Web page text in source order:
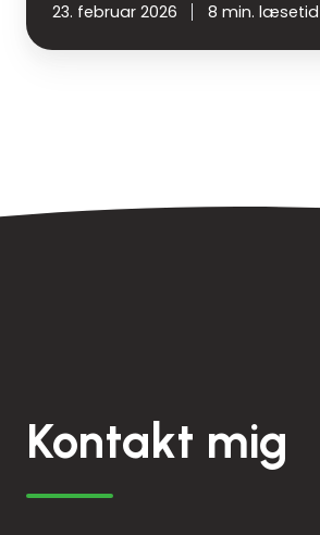
23. februar 2026 8 min. læsetid
Kontakt mig